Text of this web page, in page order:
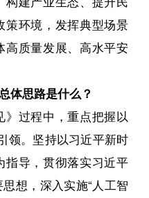
策环境，发挥典型场景
高质量发展、高水平安
体思路是什么？
过程中，重点把握以
领。坚持以习近平新时
指导，贯彻落实习近平
想，深入实施“人工智